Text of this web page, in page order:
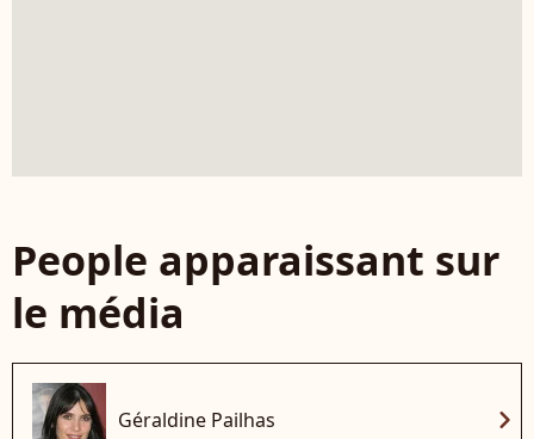
People apparaissant sur
le média
Géraldine Pailhas chevron_right